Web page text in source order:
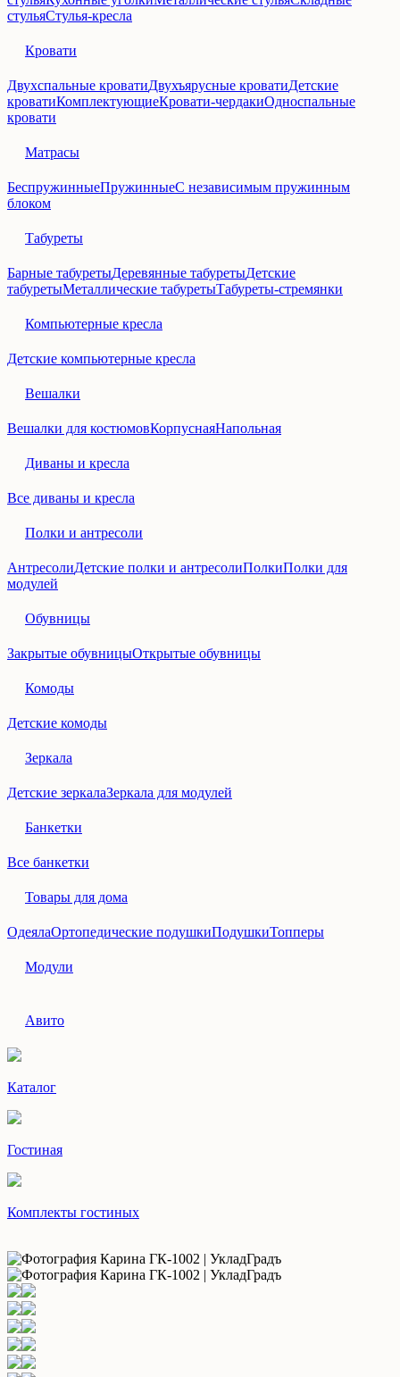
стульяСтулья-кресла
Кровати
Двухспальные кроватиДвухъярусные кроватиДетские
кроватиКомплектующиеКровати-чердакиОдноспальные
кровати
Матрасы
БеспружинныеПружинныеС независимым пружинным
блоком
Табуреты
Барные табуретыДеревянные табуретыДетские
табуретыМеталлические табуретыТабуреты-стремянки
Компьютерные кресла
Детские компьютерные кресла
Вешалки
Вешалки для костюмовКорпуснаяНапольная
Диваны и кресла
Все диваны и кресла
Полки и антресоли
АнтресолиДетские полки и антресолиПолкиПолки для
модулей
Обувницы
Закрытые обувницыОткрытые обувницы
Комоды
Детские комоды
Зеркала
Детские зеркалаЗеркала для модулей
Банкетки
Все банкетки
Товары для дома
ОдеялаОртопедические подушкиПодушкиТопперы
Модули
Авито
Каталог
Гостиная
Комплекты гостиных